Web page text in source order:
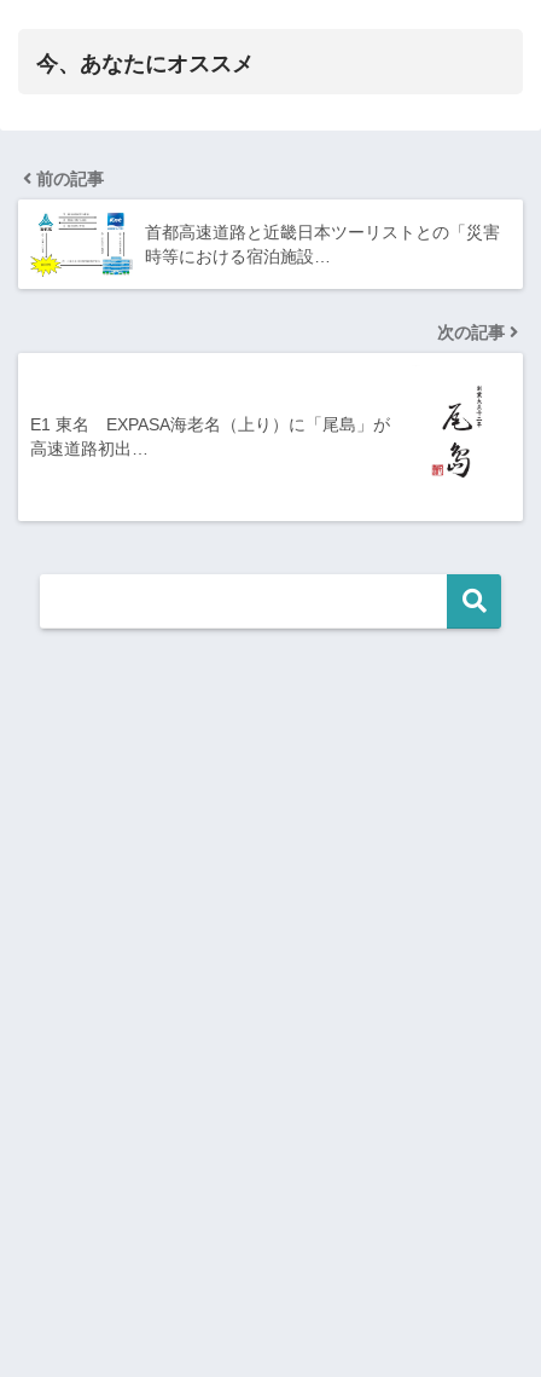
今、あなたにオススメ
前の記事
首都高速道路と近畿日本ツーリストとの「災害
時等における宿泊施設…
次の記事
E1 東名 EXPASA海老名（上り）に「尾島」が
高速道路初出…